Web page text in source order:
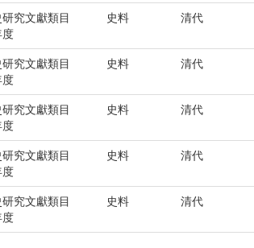
究文獻類目
度
史料 清代
究文獻類目
度
史料 清代
究文獻類目
度
史料 清代
究文獻類目
度
史料 清代
究文獻類目
度
史料 清代